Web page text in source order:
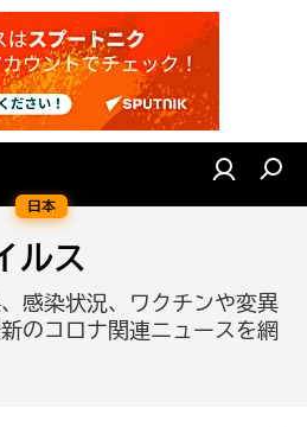
日本
ルス
感染状況、ワクチンや変異
のコロナ関連ニュースを網